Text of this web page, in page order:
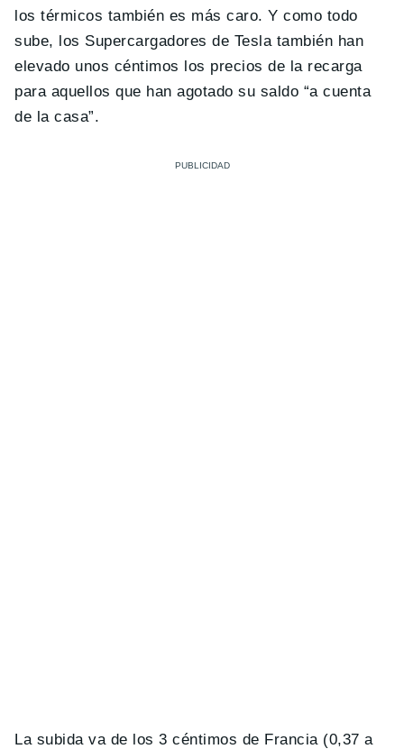
los térmicos también es más caro. Y como todo
sube, los Supercargadores de Tesla también han
elevado unos céntimos los precios de la recarga
para aquellos que han agotado su saldo “a cuenta
de la casa”.
La subida va de los 3 céntimos de Francia (0,37 a